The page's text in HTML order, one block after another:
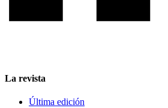
La revista
Última edición